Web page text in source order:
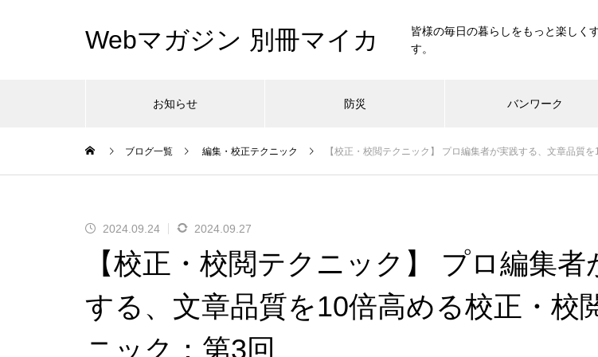
Webマガジン 別冊マイカ
皆様の毎日の暮らしをもっと楽しく
す。
お知らせ 防災 バンワーク
ブログ一覧 編集・校正テクニック 【校正・校閲テクニック】 プロ編集者が実践する、文章品質
2024.09.24 2024.09.27
【校正・校閲テクニック】 プロ編集者
する、文章品質を10倍高める校正・校
ニック：第3回